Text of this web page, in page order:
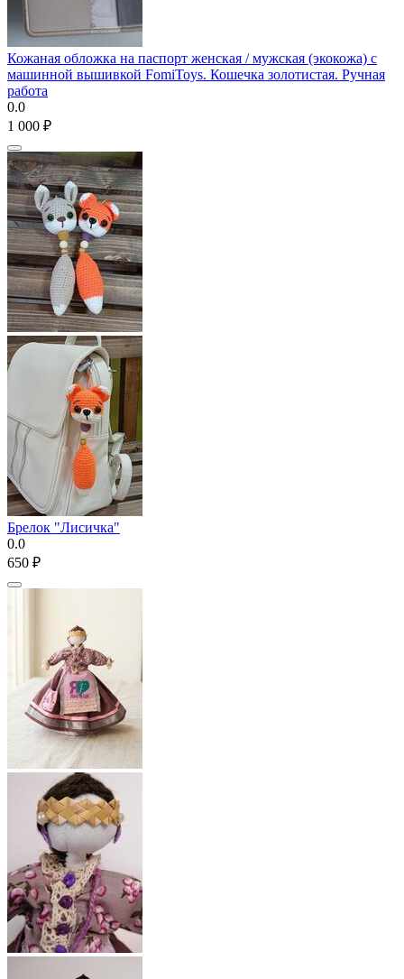
Кожаная обложка на паспорт женская / мужская (экокожа) с
машинной вышивкой FomiToys. Кошечка золотистая. Ручная
работа
0.0
1 000 ₽
Брелок "Лисичка"
0.0
‍650‍ ₽